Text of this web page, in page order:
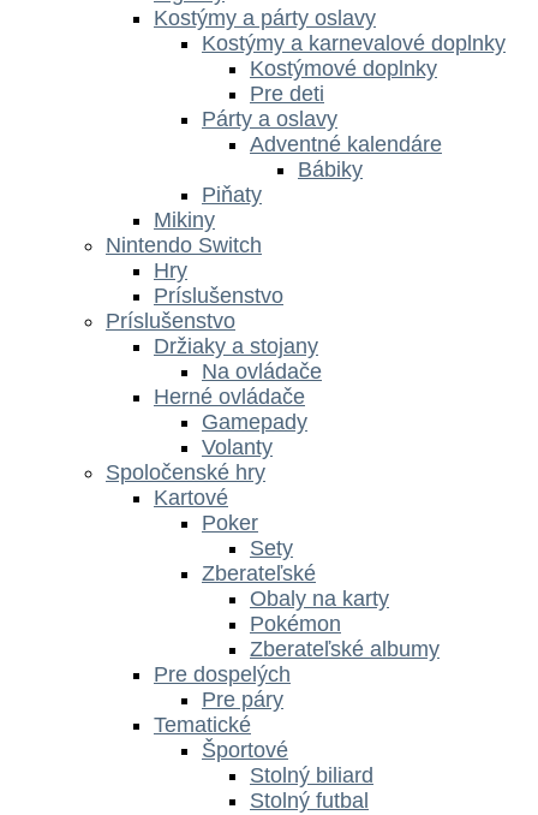
Kostýmy a párty oslavy
Kostýmy a karnevalové doplnky
Kostýmové doplnky
Pre deti
Párty a oslavy
Adventné kalendáre
Bábiky
Piňaty
Mikiny
Nintendo Switch
Hry
Príslušenstvo
Príslušenstvo
Držiaky a stojany
Na ovládače
Herné ovládače
Gamepady
Volanty
Spoločenské hry
Kartové
Poker
Sety
Zberateľské
Obaly na karty
Pokémon
Zberateľské albumy
Pre dospelých
Pre páry
Tematické
Športové
Stolný biliard
Stolný futbal